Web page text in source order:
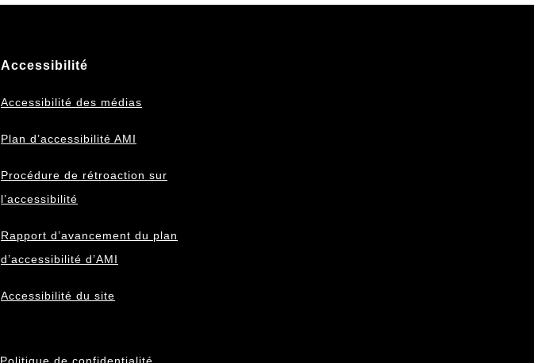
Accessibilité
Accessibilité des médias
Plan d’accessibilité AMI
Procédure de rétroaction sur
l’accessibilité
Rapport d’avancement du plan
d’accessibilité d’AMI
Accessibilité du site